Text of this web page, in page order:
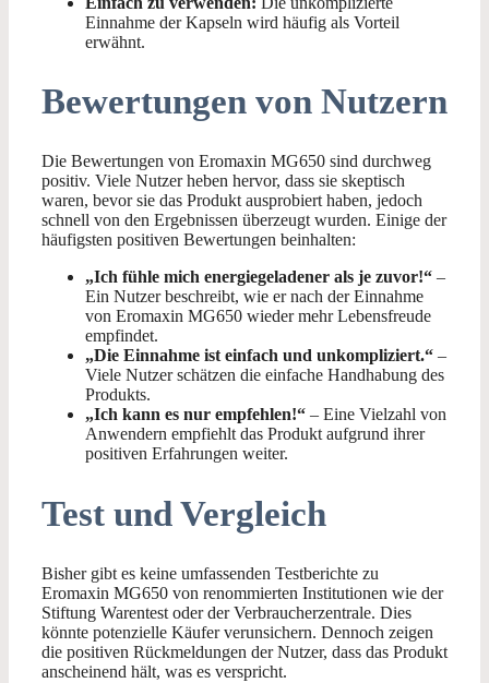
Einnahme der Kapseln wird häufig als Vorteil
erwähnt.
Bewertungen von Nutzern
Die Bewertungen von Eromaxin MG650 sind durchweg
positiv. Viele Nutzer heben hervor, dass sie skeptisch
waren, bevor sie das Produkt ausprobiert haben, jedoch
schnell von den Ergebnissen überzeugt wurden. Einige der
häufigsten positiven Bewertungen beinhalten:
„Ich fühle mich energiegeladener als je zuvor!“ –
Ein Nutzer beschreibt, wie er nach der Einnahme
von Eromaxin MG650 wieder mehr Lebensfreude
empfindet.
„Die Einnahme ist einfach und unkompliziert.“ –
Viele Nutzer schätzen die einfache Handhabung des
Produkts.
„Ich kann es nur empfehlen!“ – Eine Vielzahl von
Anwendern empfiehlt das Produkt aufgrund ihrer
positiven Erfahrungen weiter.
Test und Vergleich
Bisher gibt es keine umfassenden Testberichte zu
Eromaxin MG650 von renommierten Institutionen wie der
Stiftung Warentest oder der Verbraucherzentrale. Dies
könnte potenzielle Käufer verunsichern. Dennoch zeigen
die positiven Rückmeldungen der Nutzer, dass das Produkt
anscheinend hält, was es verspricht.